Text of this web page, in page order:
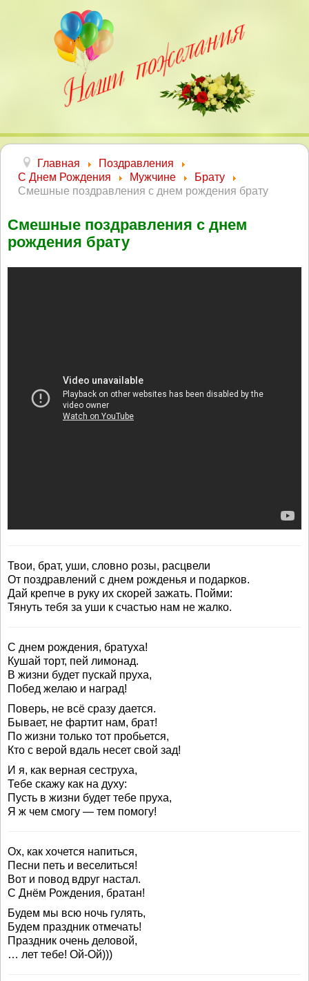
Главная
Поздравления
С Днем Рождения
Мужчине
Брату
Смешные поздравления с днем рождения брату
Смешные поздравления с днем
рождения брату
Твои, брат, уши, словно розы, расцвели
От поздравлений с днем рожденья и подарков.
Дай крепче в руку их скорей зажать. Пойми:
Тянуть тебя за уши к счастью нам не жалко.
С днем рождения, братуха!
Кушай торт, пей лимонад.
В жизни будет пускай пруха,
Побед желаю и наград!
Поверь, не всё сразу дается.
Бывает, не фартит нам, брат!
По жизни только тот пробьется,
Кто с верой вдаль несет свой зад!
И я, как верная сеструха,
Тебе скажу как на духу:
Пусть в жизни будет тебе пруха,
Я ж чем смогу — тем помогу!
Ох, как хочется напиться,
Песни петь и веселиться!
Вот и повод вдруг настал.
С Днём Рождения, братан!
Будем мы всю ночь гулять,
Будем праздник отмечать!
Праздник очень деловой,
… лет тебе! Ой-Ой)))